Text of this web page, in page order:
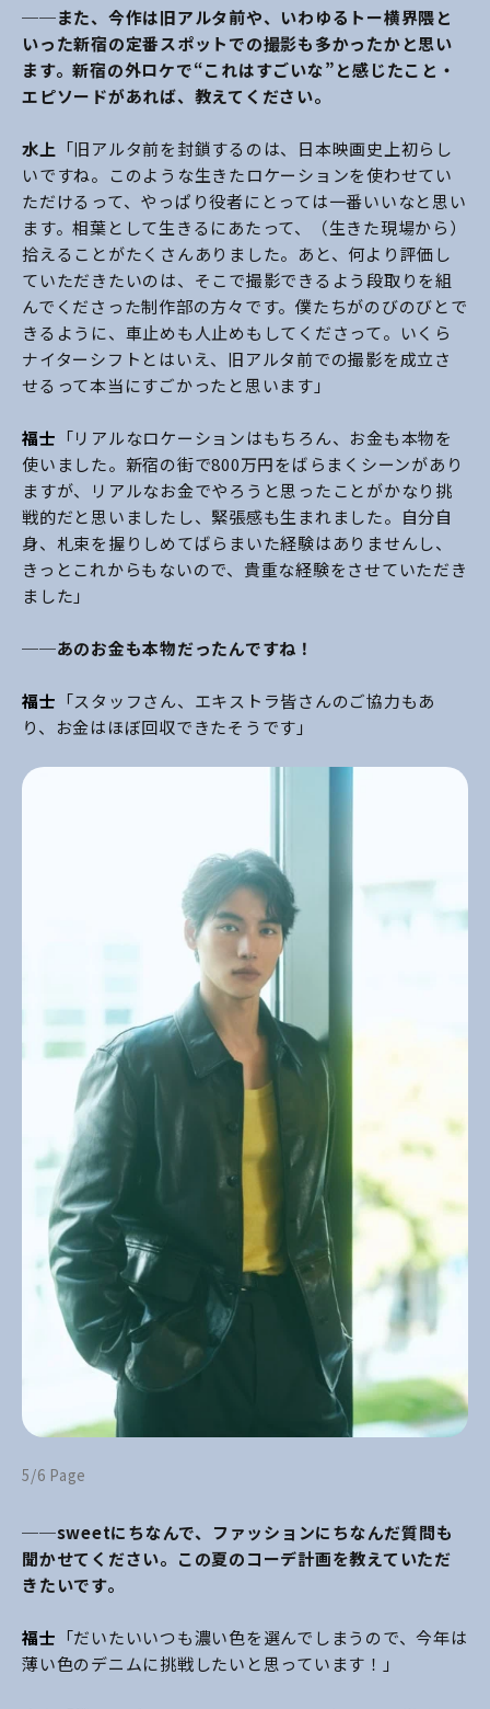
──また、今作は旧アルタ前や、いわゆるトー横界隈と
いった新宿の定番スポットでの撮影も多かったかと思い
ます。新宿の外ロケで“これはすごいな”と感じたこと・
エピソードがあれば、教えてください。
水上 「旧アルタ前を封鎖するのは、日本映画史上初らし
いですね。このような生きたロケーションを使わせてい
ただけるって、やっぱり役者にとっては一番いいなと思い
ます。相葉として生きるにあたって、（生きた現場から）
拾えることがたくさんありました。あと、何より評価し
ていただきたいのは、そこで撮影できるよう段取りを組
んでくださった制作部の方々です。僕たちがのびのびとで
きるように、車止めも人止めもしてくださって。いくら
ナイターシフトとはいえ、旧アルタ前での撮影を成立さ
せるって本当にすごかったと思います」
福士 「リアルなロケーションはもちろん、お金も本物を
使いました。新宿の街で800万円をばらまくシーンがあり
ますが、リアルなお金でやろうと思ったことがかなり挑
戦的だと思いましたし、緊張感も生まれました。自分自
身、札束を握りしめてばらまいた経験はありませんし、
きっとこれからもないので、貴重な経験をさせていただき
ました」
──あのお金も本物だったんですね！
福士 「スタッフさん、エキストラ皆さんのご協力もあ
り、お金はほぼ回収できたそうです」
5/6 Page
──sweetにちなんで、ファッションにちなんだ質問も
聞かせてください。この夏のコーデ計画を教えていただ
きたいです。
福士 「だいたいいつも濃い色を選んでしまうので、今年は
薄い色のデニムに挑戦したいと思っています！」